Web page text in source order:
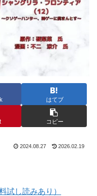
はてブ
コピー
2024.08.27 2026.02.19
し読みあり）